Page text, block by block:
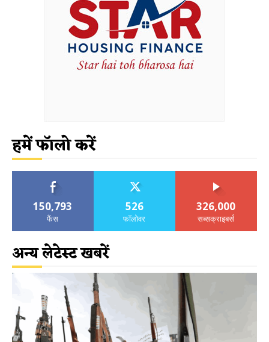
हमें फॉलो करें
150,793
फैंस
526
फॉलोवर
326,000
सब्सक्राइबर्स
अन्य लेटेस्ट खबरें